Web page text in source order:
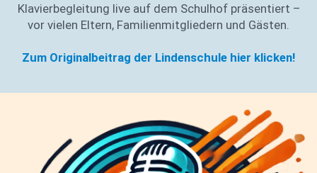
Klavierbegleitung live auf dem Schulhof präsentiert –
vor vielen Eltern, Familienmitgliedern und Gästen.
Zum Originalbeitrag der Lindenschule hier klicken!